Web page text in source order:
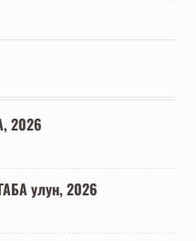
2026
улун, 2026